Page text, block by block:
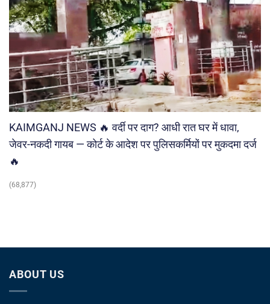
KAIMGANJ NEWS 🔥 वर्दी पर दाग? आधी रात घर में धावा,
जेवर-नकदी गायब — कोर्ट के आदेश पर पुलिसकर्मियों पर मुकदमा दर्ज
🔥
(68,877)
ABOUT US